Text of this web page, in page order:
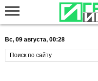
Вс, 09 августа, 00:28